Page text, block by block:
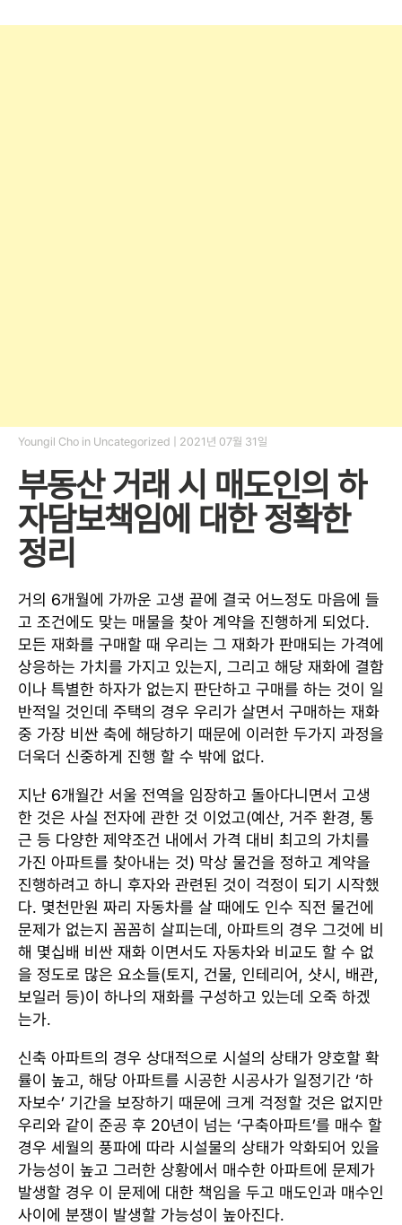
Youngil Cho in Uncategorized 2021년 07월 31일
부동산 거래 시 매도인의 하
자담보책임에 대한 정확한
정리
거의 6개월에 가까운 고생 끝에 결국 어느정도 마음에 들
고 조건에도 맞는 매물을 찾아 계약을 진행하게 되었다.
모든 재화를 구매할 때 우리는 그 재화가 판매되는 가격에
상응하는 가치를 가지고 있는지, 그리고 해당 재화에 결함
이나 특별한 하자가 없는지 판단하고 구매를 하는 것이 일
반적일 것인데 주택의 경우 우리가 살면서 구매하는 재화
중 가장 비싼 축에 해당하기 때문에 이러한 두가지 과정을
더욱더 신중하게 진행 할 수 밖에 없다.
지난 6개월간 서울 전역을 임장하고 돌아다니면서 고생
한 것은 사실 전자에 관한 것 이었고(예산, 거주 환경, 통
근 등 다양한 제약조건 내에서 가격 대비 최고의 가치를
가진 아파트를 찾아내는 것) 막상 물건을 정하고 계약을
진행하려고 하니 후자와 관련된 것이 걱정이 되기 시작했
다. 몇천만원 짜리 자동차를 살 때에도 인수 직전 물건에
문제가 없는지 꼼꼼히 살피는데, 아파트의 경우 그것에 비
해 몇십배 비싼 재화 이면서도 자동차와 비교도 할 수 없
을 정도로 많은 요소들(토지, 건물, 인테리어, 샷시, 배관,
보일러 등)이 하나의 재화를 구성하고 있는데 오죽 하겠
는가.
신축 아파트의 경우 상대적으로 시설의 상태가 양호할 확
률이 높고, 해당 아파트를 시공한 시공사가 일정기간 ‘하
자보수’ 기간을 보장하기 때문에 크게 걱정할 것은 없지만
우리와 같이 준공 후 20년이 넘는 ‘구축아파트’를 매수 할
경우 세월의 풍파에 따라 시설물의 상태가 악화되어 있을
가능성이 높고 그러한 상황에서 매수한 아파트에 문제가
발생할 경우 이 문제에 대한 책임을 두고 매도인과 매수인
사이에 분쟁이 발생할 가능성이 높아진다.